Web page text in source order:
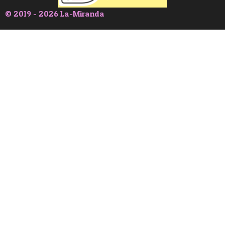
© 2019 - 2026 La-Miranda